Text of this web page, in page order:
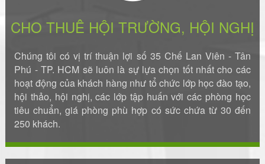
CHO THUÊ HỘI TRƯỜNG, HỘI NGHỊ
Chúng tôi có vị trí thuận lợi số 35 Chế Lan Viên - Tân
Phú - TP. HCM sẽ luôn là sự lựa chọn tốt nhất cho các
hoạt động của khách hàng như tổ chức lớp học đào tạo,
hội thảo, hội nghị, các lớp tập huấn với các phòng học
tiêu chuẩn, giá phòng phù hợp có sức chứa từ 30 đến
250 khách.